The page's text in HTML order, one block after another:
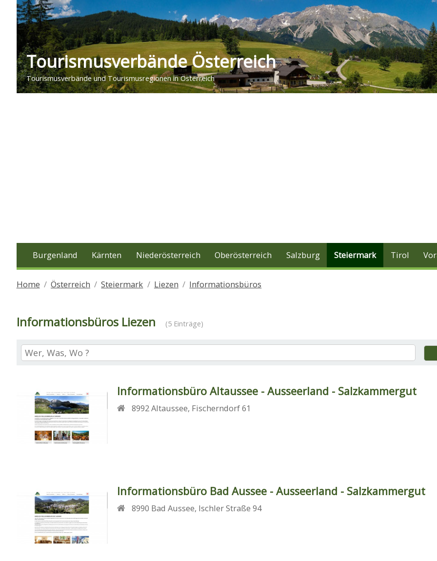
Tourismusverbände Österreich
Tourismusverbände und Tourismusregionen in Österreich
Burgenland Kärnten Niederösterreich Oberösterreich Salzburg Steiermark Tirol
Home Österreich Steiermark Liezen Informationsbüros
Informationsbüros Liezen (5 Einträge)
Informationsbüro Altaussee - Ausseerland - Salzkammergut
8992Altaussee, Fischerndorf 61
Informationsbüro Bad Aussee - Ausseerland - Salzkammergut
8990 Bad Aussee, Ischler Straße 94